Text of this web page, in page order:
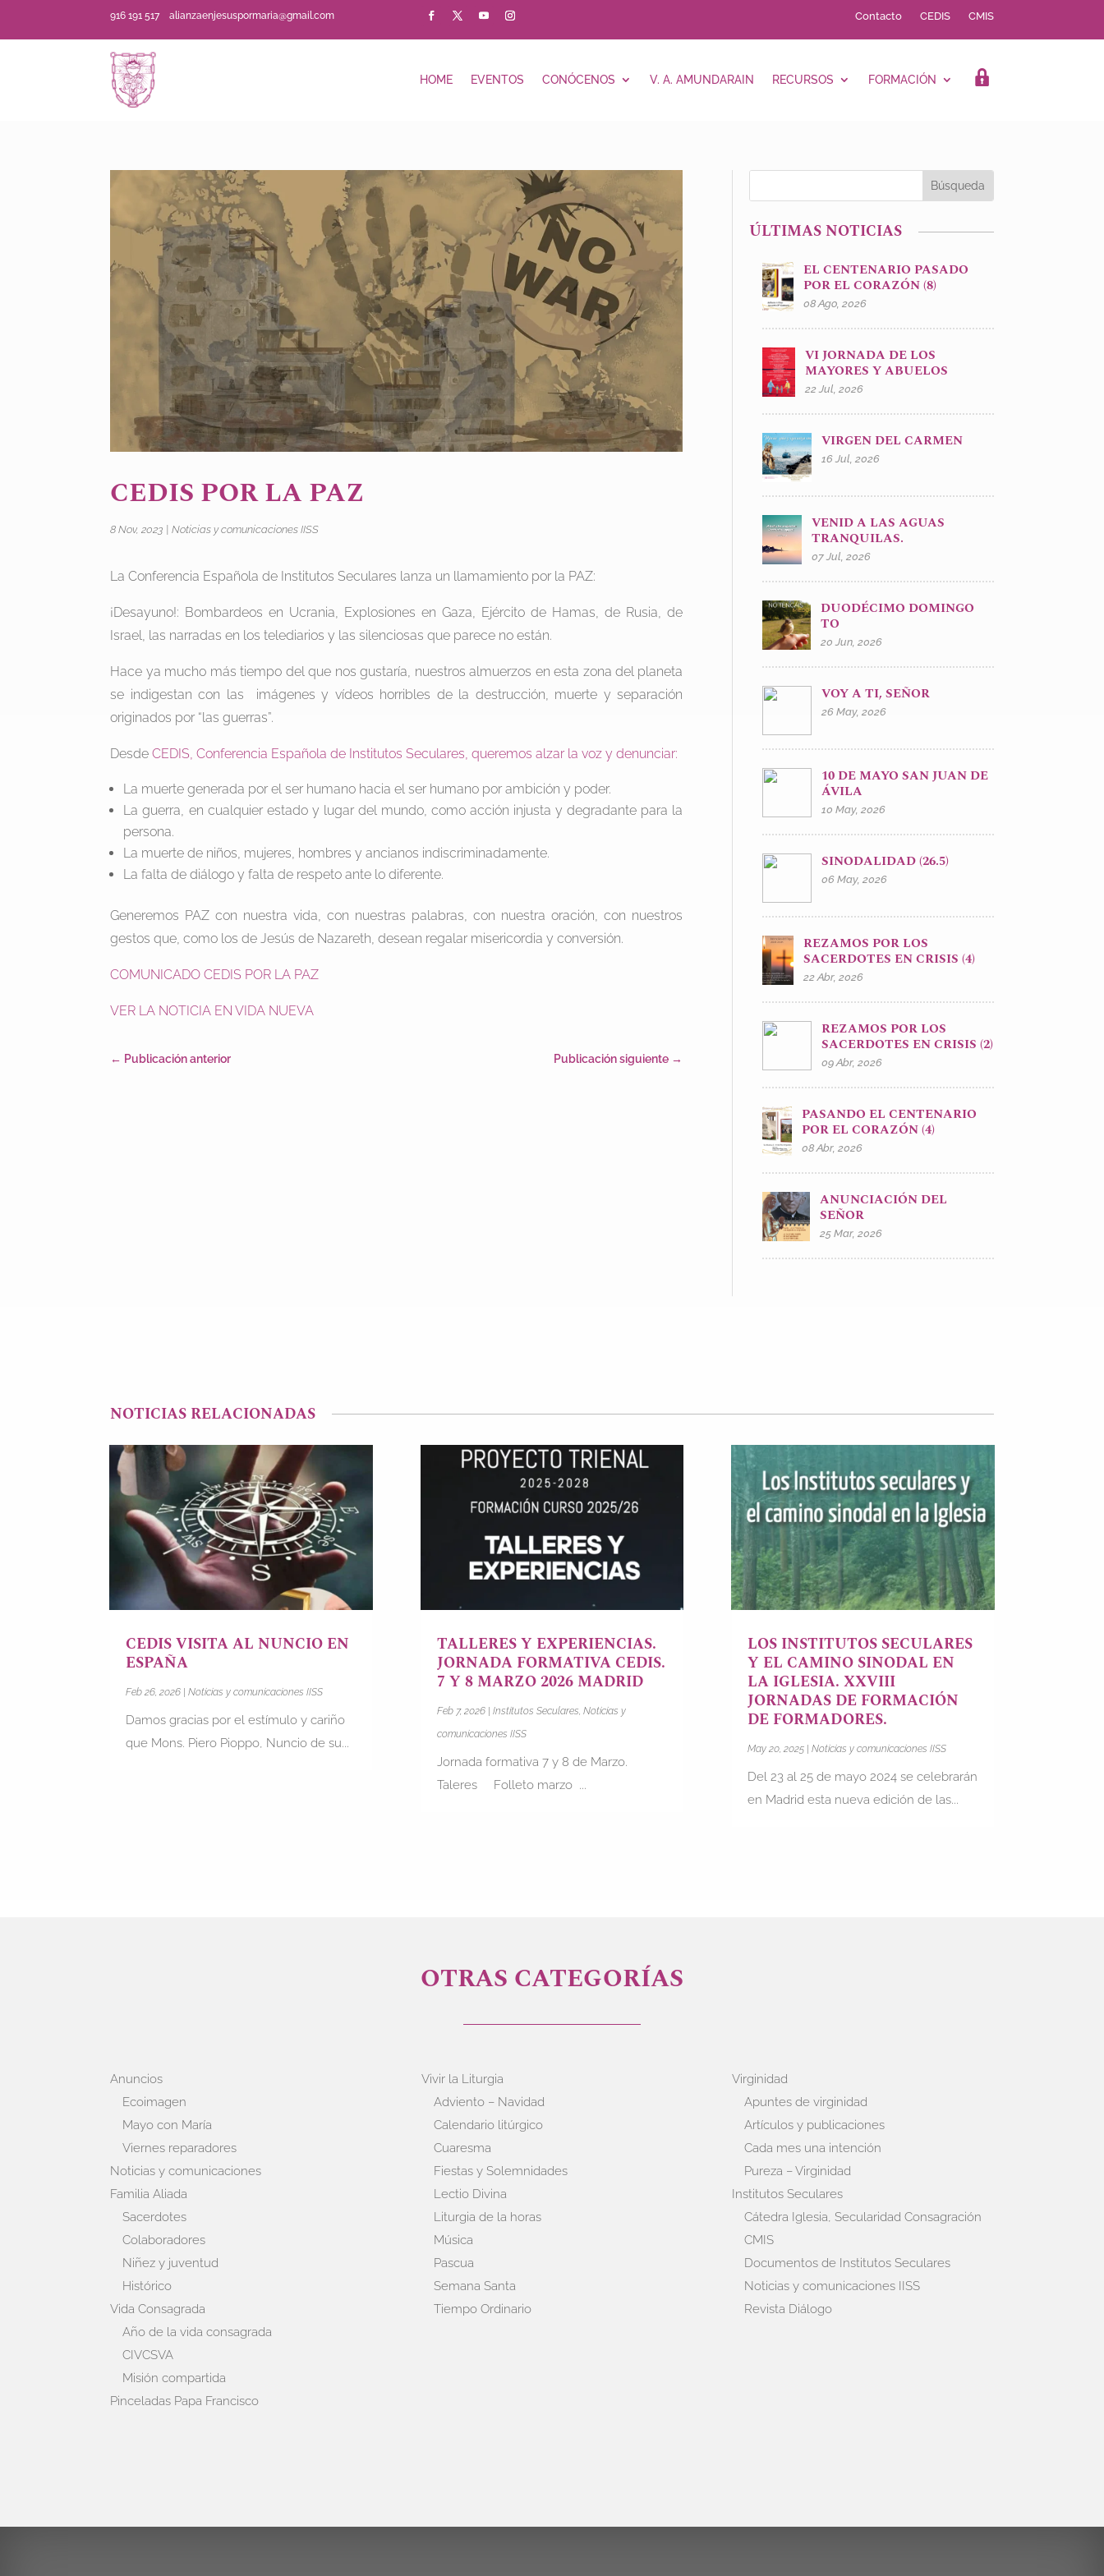
916 191 517alianzaenjesuspormaria@gmail.com Contacto CEDIS CMIS
HOME EVENTOS CONÓCENOS V. A. AMUNDARAIN RECURSOS FORMACIÓN LOGIN
CEDIS POR LA PAZ
8 Nov, 2023 |Noticias y comunicaciones IISS
La Conferencia Española de Institutos Seculares lanza un llamamiento por la PAZ:
¡Desayuno!: Bombardeos en Ucrania, Explosiones en Gaza, Ejército de Hamas, de Rusia, de
Israel, las narradas en los telediarios y las silenciosas que parece no están.
Hace ya mucho más tiempo del que nos gustaría, nuestros almuerzos en esta zona del planeta
se indigestan con las imágenes y vídeos horribles de la destrucción, muerte y separación
originados por “las guerras”.
DesdeCEDIS, Conferencia Española de Institutos Seculares, queremos alzar la voz y denunciar:
La muerte generada por el ser humano hacia el ser humano por ambición y poder.
La guerra, en cualquier estado y lugar del mundo, como acción injusta y degradante para la
persona.
La muerte de niños, mujeres, hombres y ancianos indiscriminadamente.
La falta de diálogo y falta de respeto ante lo diferente.
Generemos PAZ con nuestra vida, con nuestras palabras, con nuestra oración, con nuestros
gestos que, como los de Jesús de Nazareth, desean regalar misericordia y conversión.
COMUNICADO CEDIS POR LA PAZ
VER LA NOTICIA EN VIDA NUEVA
← Publicación anterior Publicación siguiente →
ÚLTIMAS NOTICIAS
EL CENTENARIO PASADO
POR EL CORAZÓN (8)
08 Ago, 2026
VI JORNADA DE LOS
MAYORES Y ABUELOS
22 Jul, 2026
VIRGEN DEL CARMEN
16 Jul, 2026
VENID A LAS AGUAS
TRANQUILAS.
07 Jul, 2026
DUODÉCIMO DOMINGO
TO
20 Jun, 2026
VOY A TI, SEÑOR
26 May, 2026
10 DE MAYO SAN JUAN DE
ÁVILA
10 May, 2026
SINODALIDAD (26.5)
06 May, 2026
REZAMOS POR LOS
SACERDOTES EN CRISIS (4)
22 Abr, 2026
REZAMOS POR LOS
SACERDOTES EN CRISIS (2)
09 Abr, 2026
PASANDO EL CENTENARIO
POR EL CORAZÓN (4)
08 Abr, 2026
ANUNCIACIÓN DEL
SEÑOR
25 Mar, 2026
NOTICIAS RELACIONADAS
CEDIS VISITA AL NUNCIO EN
ESPAÑA
Feb 26, 2026 |Noticias y comunicaciones IISS
Damos gracias por el estímulo y cariño
que Mons. Piero Pioppo, Nuncio de su...
TALLERES Y EXPERIENCIAS.
JORNADA FORMATIVA CEDIS.
7 Y 8 MARZO 2026 MADRID
Feb 7, 2026| Institutos Seculares Noticias y
comunicaciones IISS
Jornada formativa 7 y 8 de Marzo.
Taleres Folleto marzo ...
LOS INSTITUTOS SECULARES
Y EL CAMINO SINODAL EN
LA IGLESIA. XXVIII
JORNADAS DE FORMACIÓN
DE FORMADORES.
May 20, 2025| Noticias y comunicaciones IISS
Del 23 al 25 de mayo 2024 se celebrarán
en Madrid esta nueva edición de las...
OTRAS CATEGORÍAS
Anuncios
Ecoimagen
Mayo con María
Viernes reparadores
Noticias y comunicaciones
Familia Aliada
Sacerdotes
Colaboradores
Niñez y juventud
Histórico
Vida Consagrada
Año de la vida consagrada
CIVCSVA
Misión compartida
Pinceladas Papa Francisco
Vivir la Liturgia
Adviento – Navidad
Calendario litúrgico
Cuaresma
Fiestas y Solemnidades
Lectio Divina
Liturgia de la horas
Música
Pascua
Semana Santa
Tiempo Ordinario
Virginidad
Apuntes de virginidad
Artículos y publicaciones
Cada mes una intención
Pureza – Virginidad
Institutos Seculares
Cátedra Iglesia, Secularidad Consagración
CMIS
Documentos de Institutos Seculares
Noticias y comunicaciones IISS
Revista Diálogo